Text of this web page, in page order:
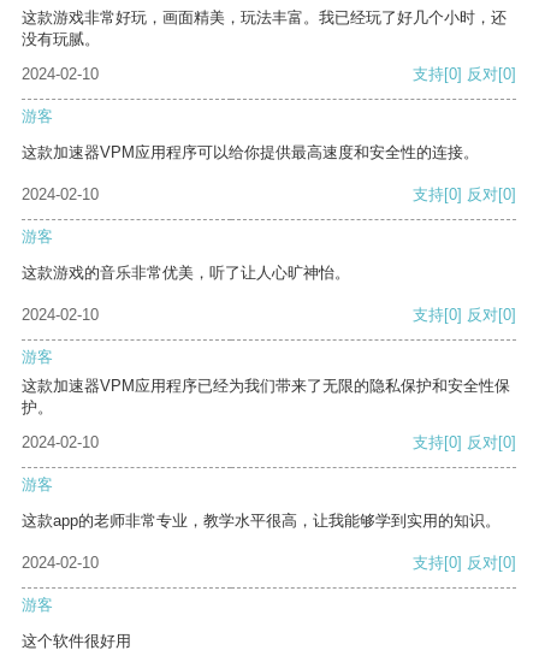
这款游戏非常好玩，画面精美，玩法丰富。我已经玩了好几个小时，还
没有玩腻。
2024-02-10
支持[0] 反对[0]
游客
这款加速器VPM应用程序可以给你提供最高速度和安全性的连接。
2024-02-10 支持[0] 反对[0]
游客
这款游戏的音乐非常优美，听了让人心旷神怡。
2024-02-10 支持[0] 反对[0]
游客
这款加速器VPM应用程序已经为我们带来了无限的隐私保护和安全性保
护。
2024-02-10
支持[0] 反对[0]
游客
这款app的老师非常专业，教学水平很高，让我能够学到实用的知识。
2024-02-10 支持[0] 反对[0]
游客
这个软件很好用